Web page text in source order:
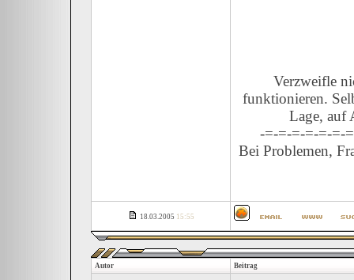
Verzweifle
funktionieren.
Lage, auf
-=-=-=-=-=-=-
Bei Problemen,
18.03.2005 15:55
Autor Beitrag